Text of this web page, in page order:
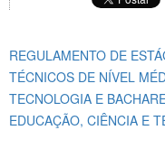
REGULAMENTO DE
TÉCNICOS DE NÍVEL
TECNOLOGIA E
EDUCAÇÃO, CIÊNCIA E